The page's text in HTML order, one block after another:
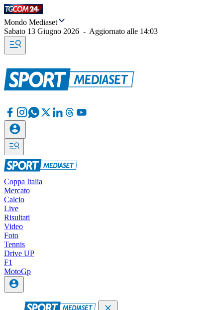
Mondo Mediaset
Sabato 13 Giugno 2026 - Aggiornato alle 14:03
Coppa Italia
Mercato
Calcio
Live
Risultati
Video
Foto
Tennis
Drive UP
F1
MotoGp